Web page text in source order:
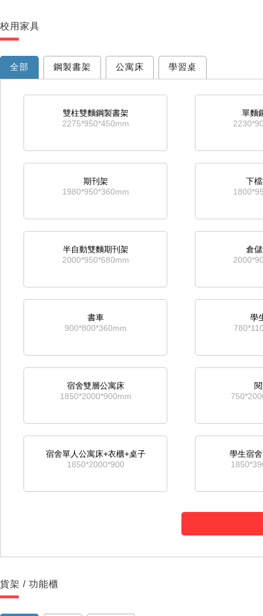
校用家具
全部 鋼製書架 公寓床 學習桌
雙柱雙麵鋼製書架
2275*950*450mm
單麵
期刊架
1980*950*360mm
下
半自動雙麵期刊架
2000*950*680mm
倉
書車
900*800*360mm
學
宿舍雙層公寓床
1850*2000*900mm
宿舍單人公寓床+衣櫃+桌子
1850*2000*900
學生宿
貨架 / 功能櫃